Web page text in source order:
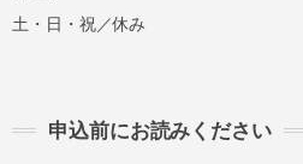
土・日・祝／休み
申込前にお読みください